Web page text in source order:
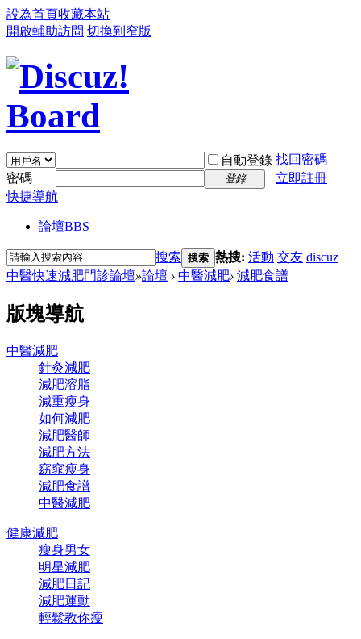
設為首頁收藏本站
開啟輔助訪問 切換到窄版
自動登錄 找回密碼
密碼
登錄
立即註冊
快捷導航
論壇BBS
搜索 搜索 熱搜: 活動 交友 discuz
中醫快速減肥門診論壇»論壇 › 中醫減肥› 減肥食譜
版塊導航
中醫減肥
針灸減肥
減肥溶脂
減重瘦身
如何減肥
減肥醫師
減肥方法
窈窕瘦身
減肥食譜
中醫減肥
健康減肥
瘦身男女
明星減肥
減肥日記
減肥運動
輕鬆教你瘦